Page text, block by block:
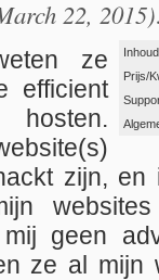
22,
Prijs/
ze
efficient
zijn,
geen
ze al mijn